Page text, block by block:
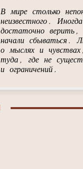
В мире столько
неизвестного.
достаточно
начали сбываться.
о мыслях и
туда, где не
и ограничений.